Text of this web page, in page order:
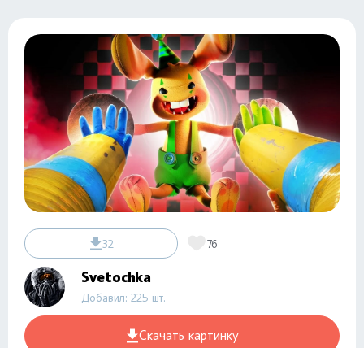
32 76
Svetochka
Добавил: 225 шт.
Скачать картинку